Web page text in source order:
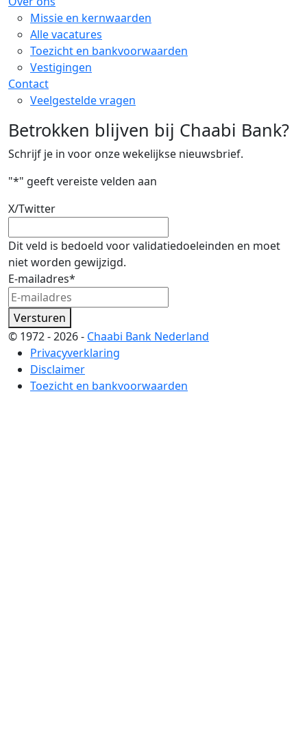
Missie en kernwaarden
Alle vacatures
Toezicht en bankvoorwaarden
Vestigingen
Contact
Veelgestelde vragen
Betrokken blijven bij Chaabi Bank?
Schrijf je in voor onze wekelijkse nieuwsbrief.
"*" geeft vereiste velden aan
X/Twitter
Dit veld is bedoeld voor validatiedoeleinden en moet
niet worden gewijzigd.
E-mailadres*
Versturen
© 1972 - 2026 - Chaabi Bank Nederland
Privacyverklaring
Disclaimer
Toezicht en bankvoorwaarden